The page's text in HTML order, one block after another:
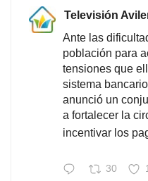
Televisión
Ante las
población para
tensiones que
sistema
anunció un
a fortalecer la
incentivar los
30